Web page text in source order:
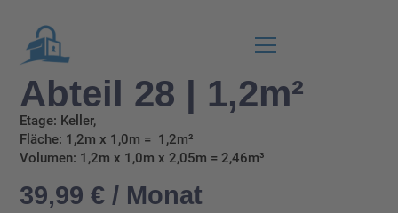
Abteil 28 | 1,2m²
Etage: Keller,
Fläche: 1,2m x 1,0m = 1,2m²
Volumen: 1,2m x 1,0m x 2,05m = 2,46m³
39,99€ / Monat